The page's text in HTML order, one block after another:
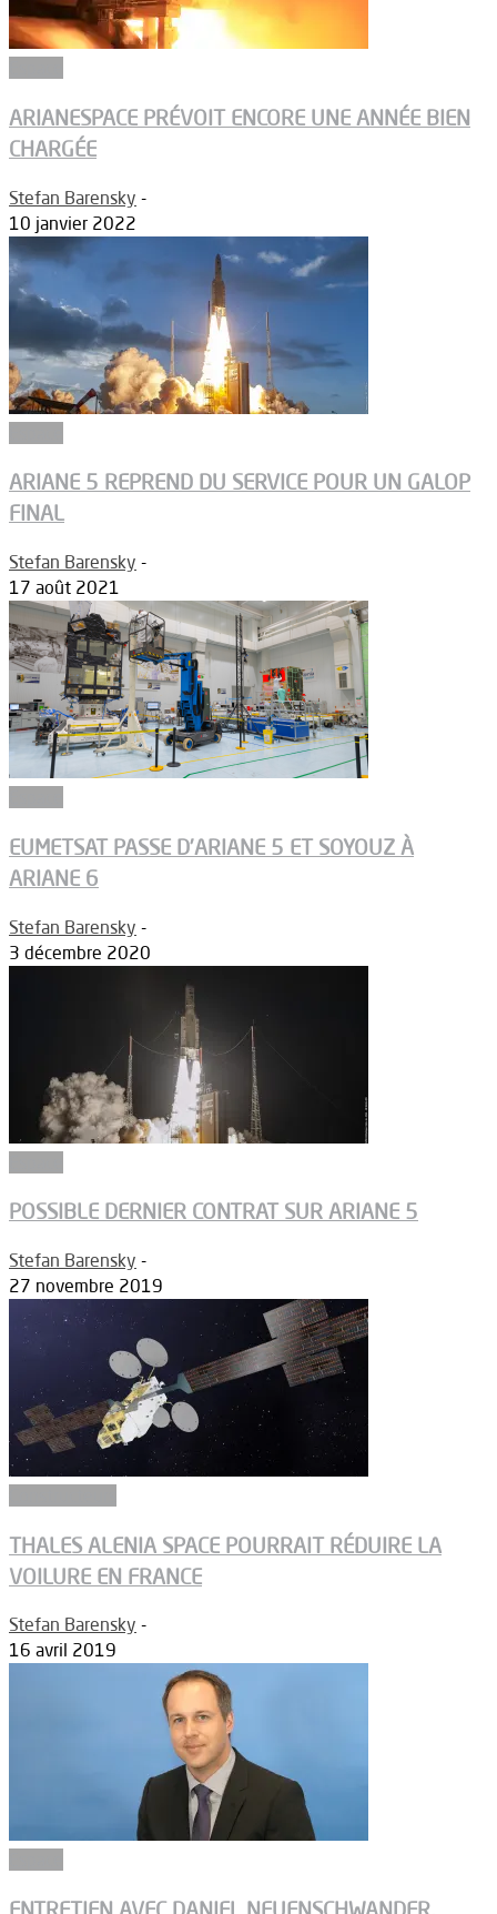
ARIANESPACE PRÉVOIT ENCORE UNE ANNÉE BIEN
CHARGÉE
Stefan Barensky -
10 janvier 2022
ARIANE 5 REPREND DU SERVICE POUR UN GALOP
FINAL
Stefan Barensky -
17 août 2021
EUMETSAT PASSE D’ARIANE 5 ET SOYOUZ À
ARIANE 6
Stefan Barensky -
3 décembre 2020
POSSIBLE DERNIER CONTRAT SUR ARIANE 5
Stefan Barensky -
27 novembre 2019
THALES ALENIA SPACE POURRAIT RÉDUIRE LA
VOILURE EN FRANCE
Stefan Barensky -
16 avril 2019